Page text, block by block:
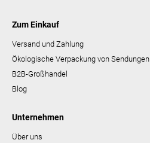
Zum Einkauf
Versand und Zahlung
Ökologische Verpackung von Sendungen
B2B-Großhandel
Blog
Unternehmen
Über uns